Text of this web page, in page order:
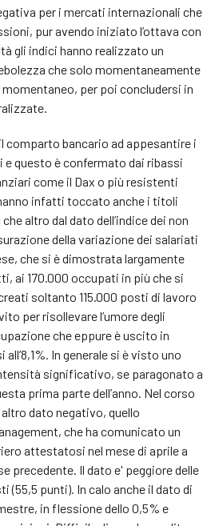
per i mercati internazionali che
pur avendo iniziato l’ottava con
gli indici hanno realizzato un
che solo momentaneamente
per poi concludersi in
bancario ad appesantire i
e questo è confermato dai ribassi
come il Dax o più resistenti
infatti toccato anche i titoli
altro dal dato dell’indice dei non
della variazione dei salariati
che si è dimostrata largamente
ai 170.000 occupati in più che si
soltanto 115.000 posti di lavoro
per risollevare l’umore degli
che eppure è uscito in
In generale si è visto uno
significativo, se paragonato a
prima parte dell’anno. Nel corso
dato negativo, quello
che ha comunicato un
attestatosi nel mese di aprile a
precedente. Il dato e' peggiore delle
(55,5 punti). In calo anche il dato di
in flessione dello 0,5% e